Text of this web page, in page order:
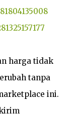
harga tidak
tanpa
ini.